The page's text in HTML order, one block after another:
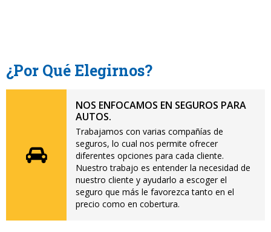
¿Por Qué Elegirnos?
NOS ENFOCAMOS EN SEGUROS PARA
AUTOS.
Trabajamos con varias compañías de
seguros, lo cual nos permite ofrecer
diferentes opciones para cada cliente.
Nuestro trabajo es entender la necesidad de
nuestro cliente y ayudarlo a escoger el
seguro que más le favorezca tanto en el
precio como en cobertura.